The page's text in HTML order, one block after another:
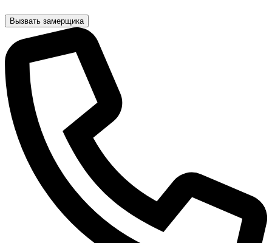
Вызвать замерщика